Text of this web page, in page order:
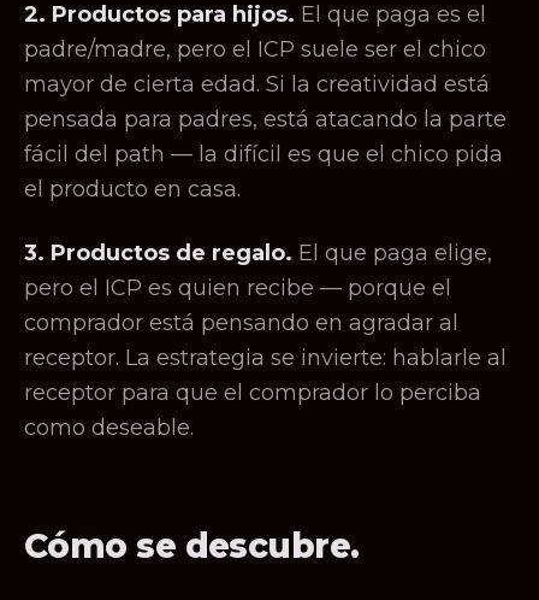
2. Productos para hijos. El que paga es el
padre/madre, pero el ICP suele ser el chico
mayor de cierta edad. Si la creatividad está
pensada para padres, está atacando la parte
fácil del path — la difícil es que el chico pida
el producto en casa.
3. Productos de regalo. El que paga elige,
pero el ICP es quien recibe — porque el
comprador está pensando en agradar al
receptor. La estrategia se invierte: hablarle al
receptor para que el comprador lo perciba
como deseable.
Cómo se descubre.